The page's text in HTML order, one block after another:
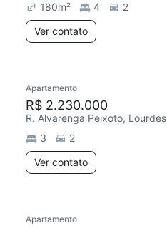
180m² 4
2
Ver contato
Redecorar
Apartamento
R$ 2.230.000
R. Alvarenga Peixoto, Lourdes
3
2
Ver contato
Redecorar
Apartamento